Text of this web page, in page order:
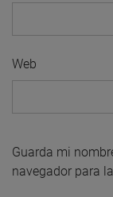
Web
Guarda mi
navegador para